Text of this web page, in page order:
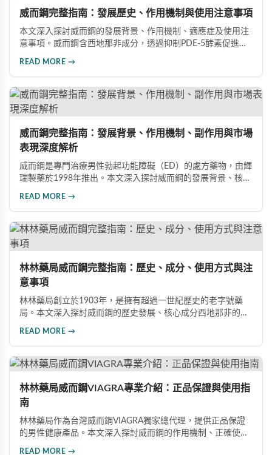
威而鋼完整指南：發展歷史、作用機制與使用注意事項
本文深入探討威而鋼的發展背景、作用機制、適應症及使用注
意事項。威而鋼含西地那非成分，透過抑制PDE-5酵素促進血
READ MORE →
威而鋼完整指南：發展背景、作用機制、副作用與市場
表現深度解析
威而鋼是專門治療男性勃起功能障礙（ED）的處方藥物，由輝
瑞製藥於1998年推出。本文深入探討威而鋼的發展背景、核心
READ MORE →
林林藥局威而鋼完整指南：歷史、成分、使用方式與注
意事項
林林藥局創立於1903年，是擁有超過一世紀歷史的老字號藥
局。本文深入探討威而鋼的歷史發展、核心成分西地那非的作
READ MORE →
林林藥局威而鋼VIAGRA專業介紹：正品保證與使用指
南
林林藥局作為台灣威而鋼VIAGRA獨家總代理，提供正品保證
的男性健康產品。本文深入探討威而鋼的作用機制、正確使用
READ MORE →